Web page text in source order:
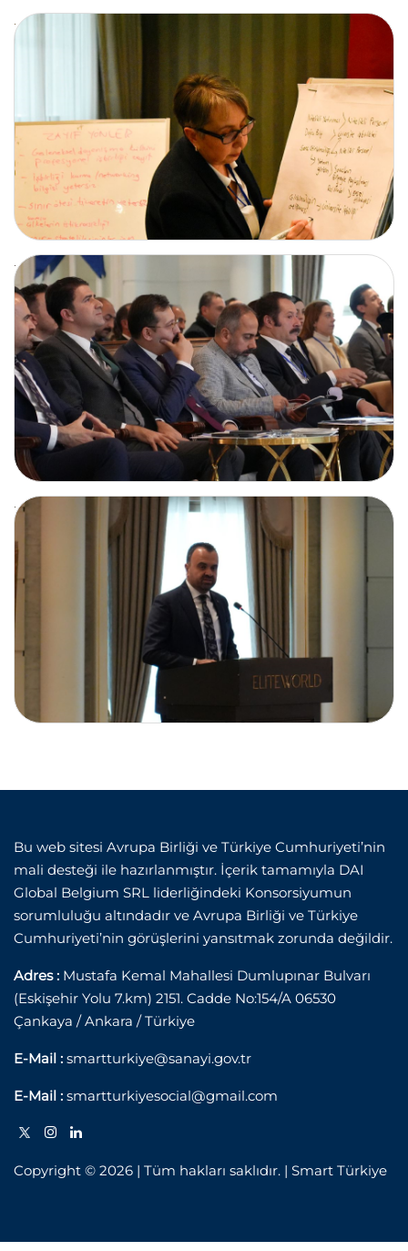
Bu web sitesi Avrupa Birliği ve Türkiye Cumhuriyeti’nin
mali desteği ile hazırlanmıştır. İçerik tamamıyla DAI
Global Belgium SRL liderliğindeki Konsorsiyumun
sorumluluğu altındadır ve Avrupa Birliği ve Türkiye
Cumhuriyeti’nin görüşlerini yansıtmak zorunda değildir.
Adres : Mustafa Kemal Mahallesi Dumlupınar Bulvarı
(Eskişehir Yolu 7.km) 2151. Cadde No:154/A 06530
Çankaya / Ankara / Türkiye
E-Mail : smartturkiye@sanayi.gov.tr
E-Mail : smartturkiyesocial@gmail.com
Copyright © 2026 | Tüm hakları saklıdır. | Smart Türkiye